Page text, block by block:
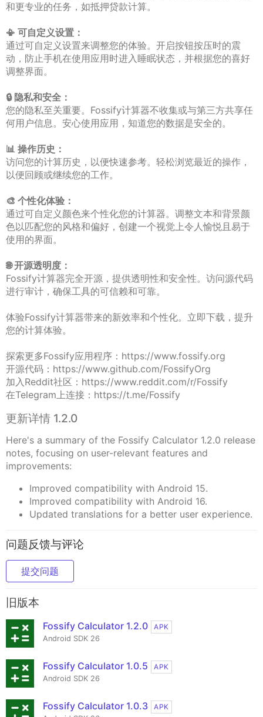
和更专业的任务，如抵押贷款计算。
📳 可自定义设置：
通过可自定义设置来调整您的体验。开启按钮按压时的震
动，防止手机在使用应用时进入睡眠状态，并根据您的喜好
调整界面。
🔒 隐私和安全：
您的隐私至关重要。Fossify计算器不收集或与第三方共享任
何用户信息。安心使用应用，知道您的数据是安全的。
📊 操作历史：
访问您的计算历史，以便快速参考。轻松浏览最近的操作，
以便回顾或继续您的工作。
🎨 个性化体验：
通过可自定义颜色来个性化您的计算器。调整文本和背景颜
色以匹配您的风格和偏好，创建一个视觉上令人愉悦且易于
使用的界面。
🌐 开源透明度：
Fossify计算器完全开源，提供透明性和安全性。访问源代码
进行审计，确保工具的可信赖和可靠。
体验Fossify计算器带来的新效率和个性化。立即下载，提升
您的计算体验。
探索更多Fossify应用程序：https://www.fossify.org
开源代码：https://www.github.com/FossifyOrg
加入Reddit社区：https://www.reddit.com/r/Fossify
在Telegram上连接：https://t.me/Fossify
更新详情 1.2.0
Here's a summary of the Fossify Calculator 1.2.0 release
notes, focusing on user-relevant features and
improvements:
Improved compatibility with Android 15.
Improved compatibility with Android 16.
Updated translations for a better user experience.
问题反馈与评论
提交问题
旧版本
Fossify Calculator 1.2.0
APK
Android SDK 26
Fossify Calculator 1.0.5
APK
Android SDK 26
Fossify Calculator 1.0.3
APK